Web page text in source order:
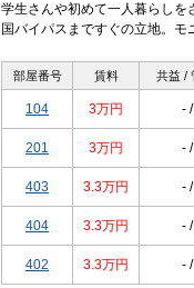
学生さんや初めて一人暮らしを
国バイパスまですぐの立地。モ
部屋番号 賃料 共益 /
104 3万円 -
201 3万円 -
403 3.3万円 -
404 3.3万円 -
402 3.3万円 -